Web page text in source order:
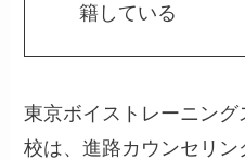
籍している
東京ボイストレーニン
校は、進路カウンセリ